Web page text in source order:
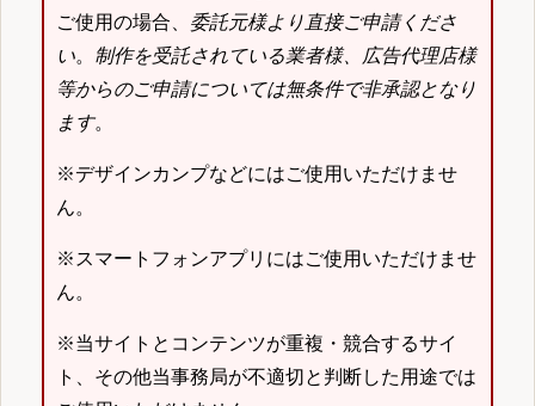
ご使用の場合、 委託元様より直接ご申請くださ
い。 制作を受託されている業者様、広告代理店様
等からのご申請については無条件で非承認となり
ます。
※デザインカンプなどにはご使用いただけませ
ん。
※スマートフォンアプリにはご使用いただけませ
ん。
※当サイトとコンテンツが重複・競合するサイ
ト、その他当事務局が不適切と判断した用途では